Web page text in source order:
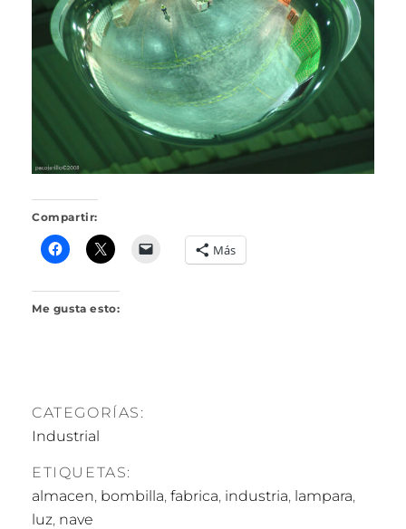
R
I
L
L
O
Compartir:
Más
Me gusta esto:
CATEGORÍAS:
Industrial
ETIQUETAS:
almacen, bombilla, fabrica, industria, lampara,
luz, nave